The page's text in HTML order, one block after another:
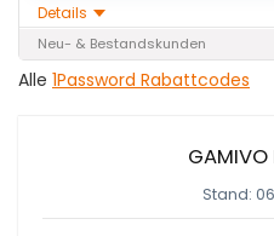
Details
Neu- & Bestandskunden
Alle 1Password Rabattcodes
Stand: